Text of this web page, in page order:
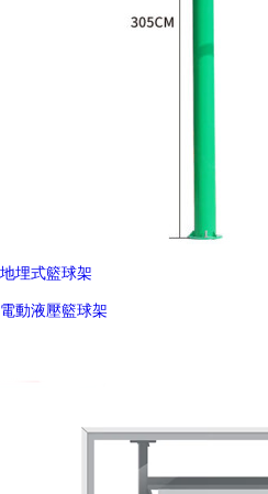
地埋式籃球架
電動液壓籃球架